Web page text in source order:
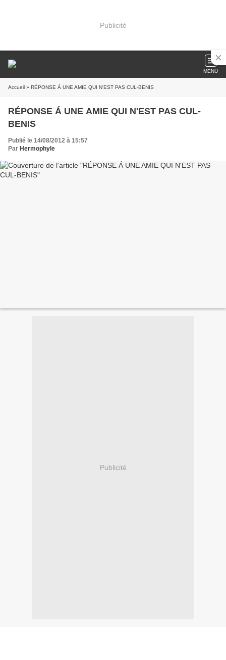
Publicité
MENU
Accueil » RÉPONSE Á UNE AMIE QUI N'EST PAS CUL-BENIS
RÉPONSE Á UNE AMIE QUI N'EST PAS CUL-
BENIS
Publié le 14/08/2012 à 15:57
Par Hermophyle
Publicité